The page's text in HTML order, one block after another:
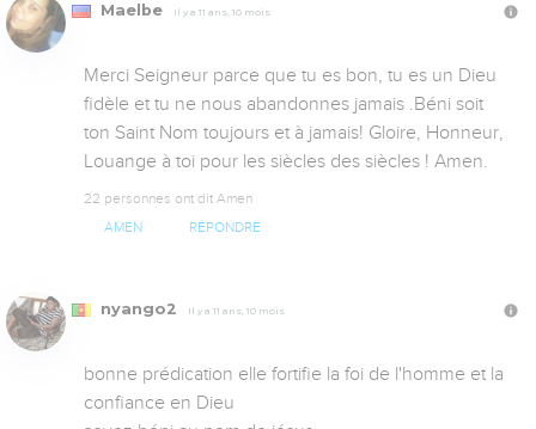
Maelbe Il y a 11 ans, 10 mois
Merci Seigneur parce que tu es bon, tu es un Dieu
fidèle et tu ne nous abandonnes jamais .Béni soit
ton Saint Nom toujours et à jamais! Gloire, Honneur,
Louange à toi pour les siècles des siècles ! Amen.
22 personnes ont dit Amen
AMEN RÉPONDRE
nyango2 Il y a 11 ans, 10 mois
bonne prédication elle fortifie la foi de l'homme et la
confiance en Dieu